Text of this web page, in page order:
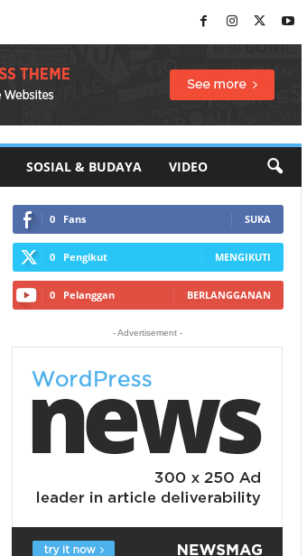
SOSIAL & BUDAYA VIDEO
0 Fans SUKA
0 Pengikut MENGIKUTI
0 Pelanggan BERLANGGANAN
- Advertisement -